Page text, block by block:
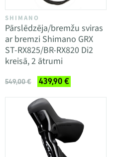
SHIMANO
Pārslēdzēja/bremžu sviras
ar bremzi Shimano GRX
ST-RX825/BR-RX820 Di2
kreisā, 2 ātrumi
549,00 € 439,90 €